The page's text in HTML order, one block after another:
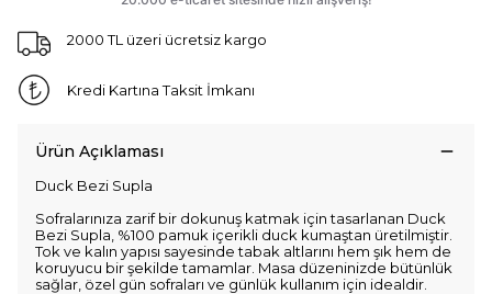
2000 TL üzeri ücretsiz kargo
Kredi Kartına Taksit İmkanı
Ürün Açıklaması
Duck Bezi Supla
Sofralarınıza zarif bir dokunuş katmak için tasarlanan Duck
Bezi Supla, %100 pamuk içerikli duck kumaştan üretilmiştir.
Tok ve kalın yapısı sayesinde tabak altlarını hem şık hem de
koruyucu bir şekilde tamamlar. Masa düzeninizde bütünlük
sağlar, özel gün sofraları ve günlük kullanım için idealdir.